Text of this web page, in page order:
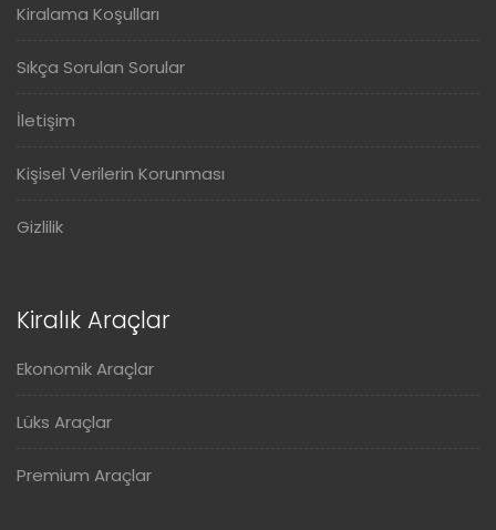
Kiralama Koşulları
Sıkça Sorulan Sorular
İletişim
Kişisel Verilerin Korunması
Gizlilik
Kiralık Araçlar
Ekonomik Araçlar
Lüks Araçlar
Premium Araçlar